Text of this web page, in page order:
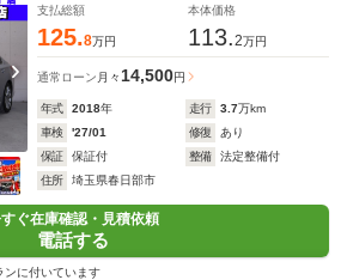
支払総額
125.8万円
本体価格
113.2万円
通常ローン 月々 14,500円
年式 2018年 走行 3.7万km
車検
'27/01 修復
あり
保証
保証付 整備
法定整備付
住所
埼玉県春日部市
ぐ在庫確認・見積依頼
電話する
ンに付いています